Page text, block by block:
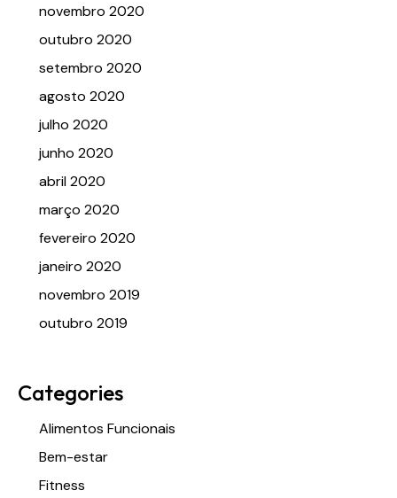
novembro 2020
outubro 2020
setembro 2020
agosto 2020
julho 2020
junho 2020
abril 2020
março 2020
fevereiro 2020
janeiro 2020
novembro 2019
outubro 2019
Categories
Alimentos Funcionais
Bem-estar
Fitness